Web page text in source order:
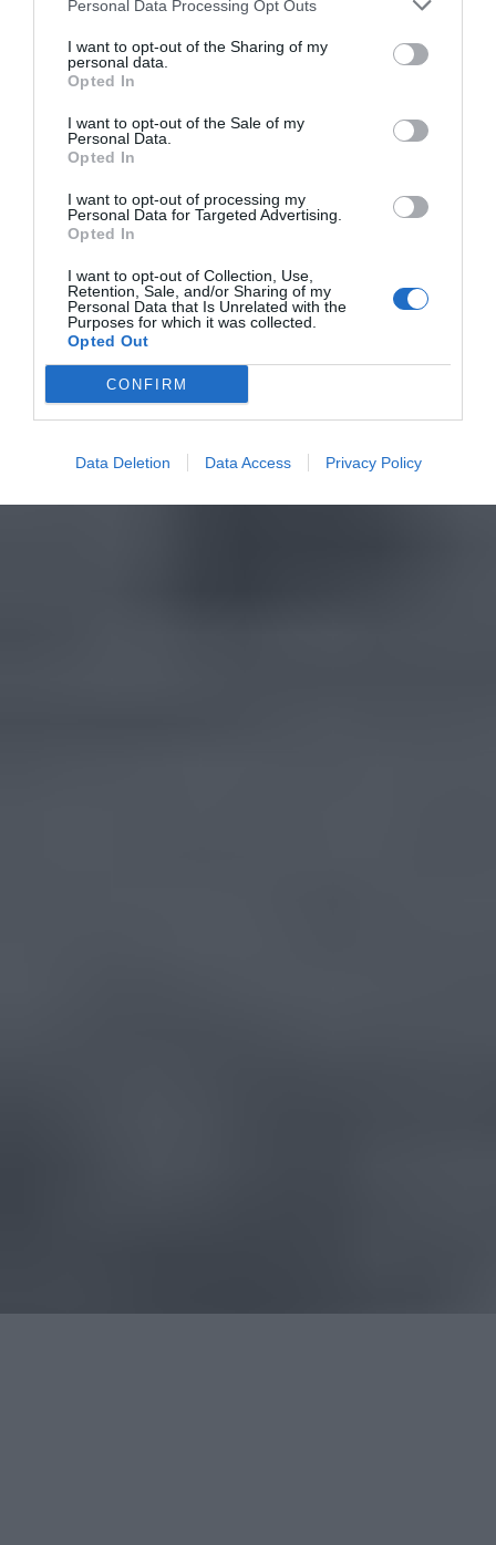
Personal Data Processing Opt Outs
I want to opt-out of the Sharing of my
personal data.
Opted In
I want to opt-out of the Sale of my
Personal Data.
Opted In
I want to opt-out of processing my
Personal Data for Targeted Advertising.
Opted In
I want to opt-out of Collection, Use,
Retention, Sale, and/or Sharing of my
Personal Data that Is Unrelated with the
Purposes for which it was collected.
Opted Out
CONFIRM
Data Deletion Data Access Privacy Policy